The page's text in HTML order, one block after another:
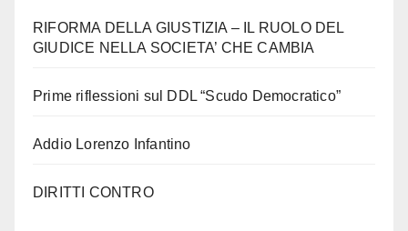
RIFORMA DELLA GIUSTIZIA – IL RUOLO DEL
GIUDICE NELLA SOCIETA’ CHE CAMBIA
Prime riflessioni sul DDL “Scudo Democratico”
Addio Lorenzo Infantino
DIRITTI CONTRO